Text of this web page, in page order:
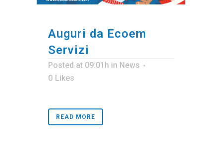
Auguri da Ecoem
Servizi
Posted at 09:01h in News
0 Likes
READ MORE